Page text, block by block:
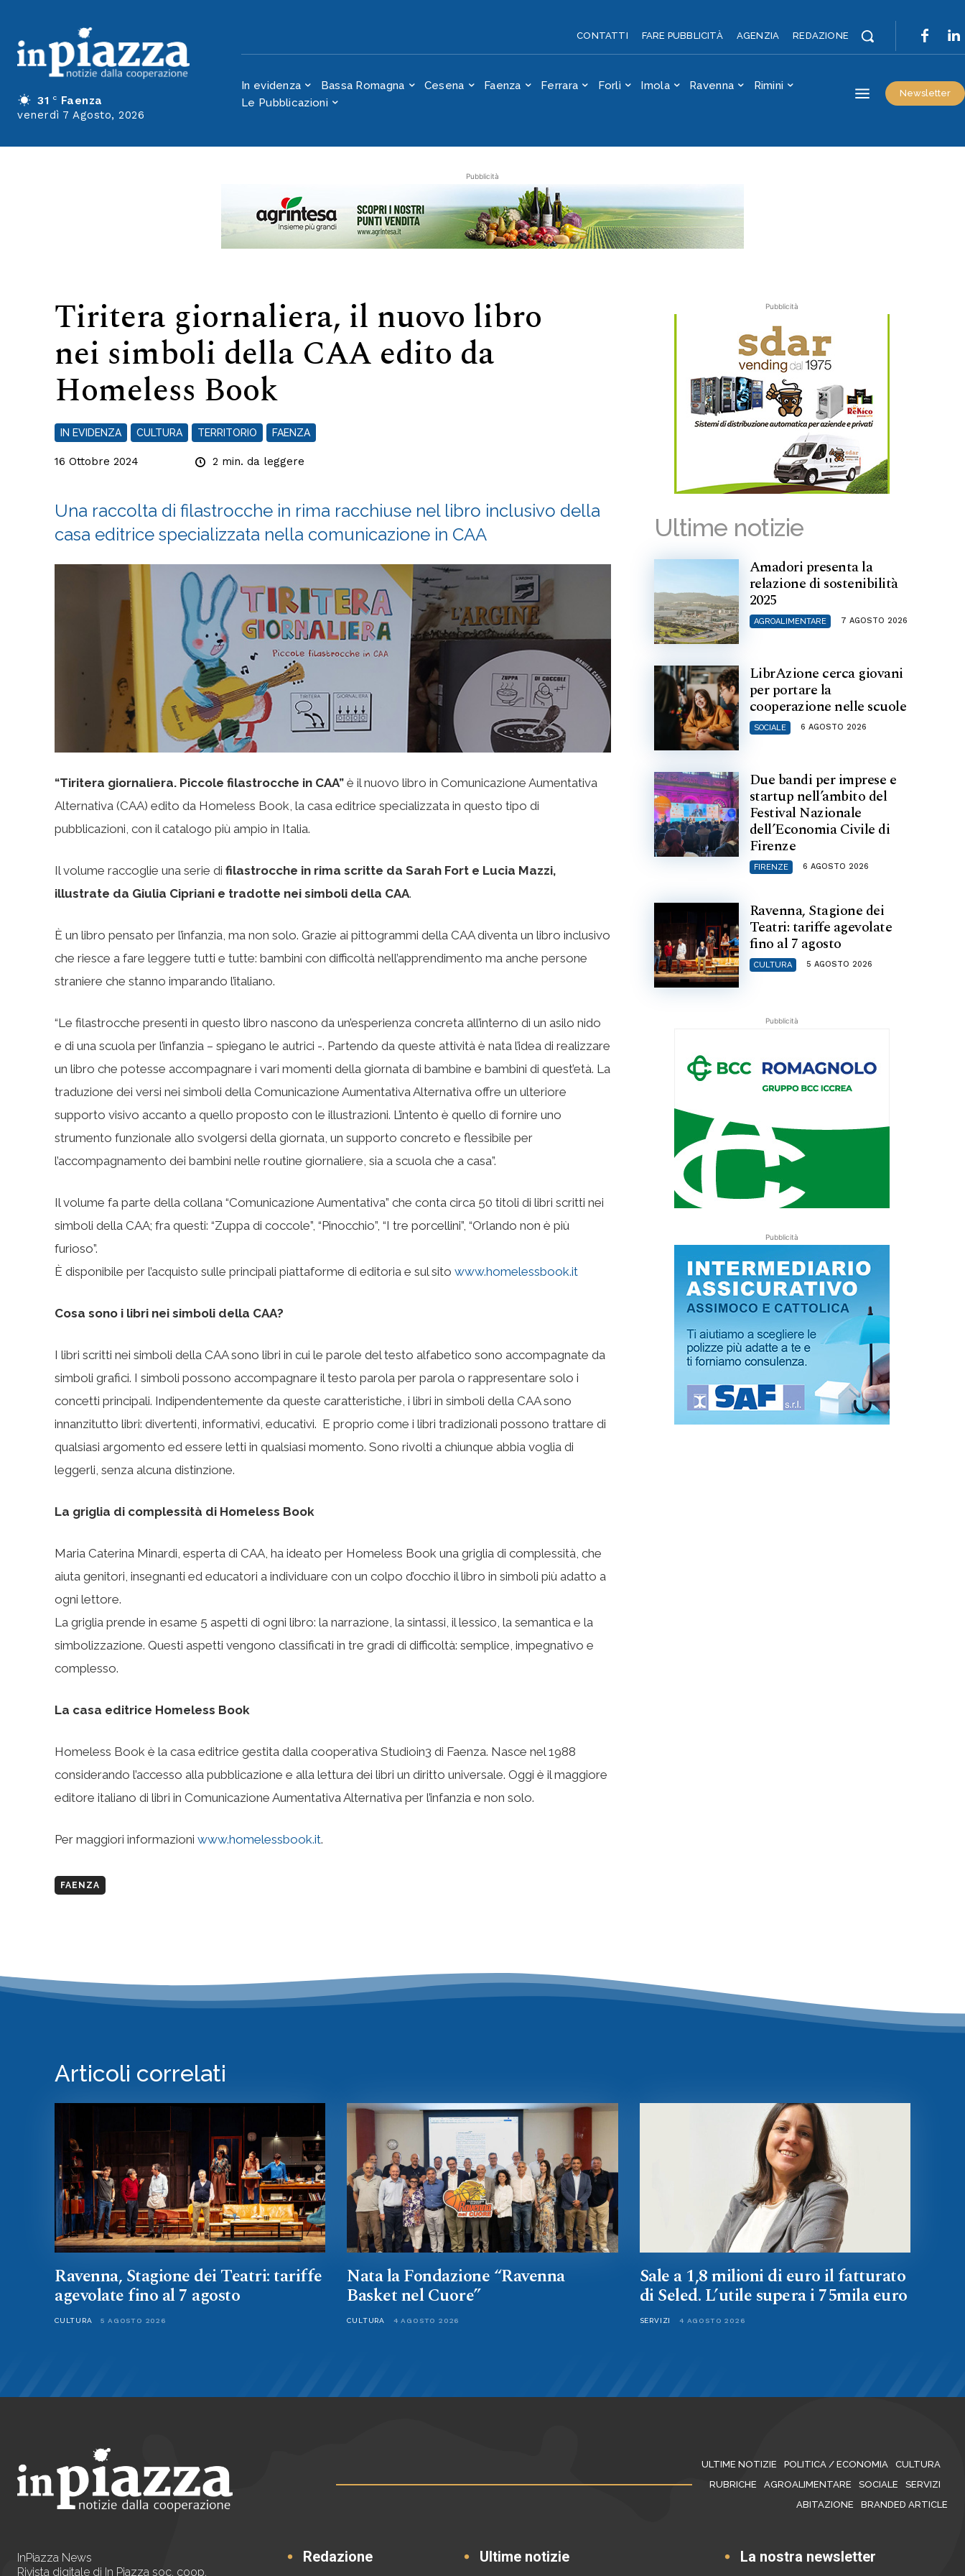
31 C
Faenza
venerdì 7 Agosto, 2026
CONTATTI FARE PUBBLICITÀ AGENZIA REDAZIONE
In evidenza Bassa Romagna Cesena Faenza Ferrara Forlì Imola Ravenna
Rimini
Le Pubblicazioni
Newsletter
da Homeless Book
Pubblicità
Tiritera giornaliera, il nuovo libro
nei simboli della CAA edito da
Homeless Book
IN EVIDENZA CULTURA TERRITORIO FAENZA
16 Ottobre 2024 2 min. da leggere
Una raccolta di filastrocche in rima racchiuse nel libro inclusivo della
casa editrice specializzata nella comunicazione in CAA
“Tiritera giornaliera. Piccole filastrocche in CAA” è il nuovo libro in Comunicazione Aumentativa
Alternativa (CAA) edito da Homeless Book, la casa editrice specializzata in questo tipo di
pubblicazioni, con il catalogo più ampio in Italia.
Il volume raccoglie una serie di filastrocche in rima scritte da Sarah Fort e Lucia Mazzi,
illustrate da Giulia Cipriani e tradotte nei simboli della CAA.
È un libro pensato per l’infanzia, ma non solo. Grazie ai pittogrammi della CAA diventa un libro inclusivo
che riesce a fare leggere tutti e tutte: bambini con difficoltà nell’apprendimento ma anche persone
straniere che stanno imparando l’italiano.
“Le filastrocche presenti in questo libro nascono da un’esperienza concreta all’interno di un asilo nido
e di una scuola per l’infanzia – spiegano le autrici -. Partendo da queste attività è nata l’idea di realizzare
un libro che potesse accompagnare i vari momenti della giornata di bambine e bambini di quest’età. La
traduzione dei versi nei simboli della Comunicazione Aumentativa Alternativa offre un ulteriore
supporto visivo accanto a quello proposto con le illustrazioni. L’intento è quello di fornire uno
strumento funzionale allo svolgersi della giornata, un supporto concreto e flessibile per
l’accompagnamento dei bambini nelle routine giornaliere, sia a scuola che a casa”.
Il volume fa parte della collana “Comunicazione Aumentativa” che conta circa 50 titoli di libri scritti nei
simboli della CAA; fra questi: “Zuppa di coccole”, “Pinocchio”, “I tre porcellini”, “Orlando non è più
furioso”.
È disponibile per l’acquisto sulle principali piattaforme di editoria e sul sito www.homelessbook.it
Cosa sono i libri nei simboli della CAA?
I libri scritti nei simboli della CAA sono libri in cui le parole del testo alfabetico sono accompagnate da
simboli grafici. I simboli possono accompagnare il testo parola per parola o rappresentare solo i
concetti principali. Indipendentemente da queste caratteristiche, i libri in simboli della CAA sono
innanzitutto libri: divertenti, informativi, educativi. E proprio come i libri tradizionali possono trattare di
qualsiasi argomento ed essere letti in qualsiasi momento. Sono rivolti a chiunque abbia voglia di
leggerli, senza alcuna distinzione.
La griglia di complessità di Homeless Book
Maria Caterina Minardi, esperta di CAA, ha ideato per Homeless Book una griglia di complessità, che
aiuta genitori, insegnanti ed educatori a individuare con un colpo d’occhio il libro in simboli più adatto a
ogni lettore.
La griglia prende in esame 5 aspetti di ogni libro: la narrazione, la sintassi, il lessico, la semantica e la
simbolizzazione. Questi aspetti vengono classificati in tre gradi di difficoltà: semplice, impegnativo e
complesso.
La casa editrice Homeless Book
Homeless Book è la casa editrice gestita dalla cooperativa Studioin3 di Faenza. Nasce nel 1988
considerando l’accesso alla pubblicazione e alla lettura dei libri un diritto universale. Oggi è il maggiore
editore italiano di libri in Comunicazione Aumentativa Alternativa per l’infanzia e non solo.
Per maggiori informazioni www.homelessbook.it.
FAENZA
Pubblicità
Ultime notizie
Amadori presenta la
relazione di sostenibilità
2025
AGROALIMENTARE 7 AGOSTO 2026
LibrAzione cerca giovani
per portare la
cooperazione nelle scuole
SOCIALE 6 AGOSTO 2026
Due bandi per imprese e
startup nell’ambito del
Festival Nazionale
dell’Economia Civile di
Firenze
FIRENZE 6 AGOSTO 2026
Ravenna, Stagione dei
Teatri: tariffe agevolate
fino al 7 agosto
CULTURA 5 AGOSTO 2026
Pubblicità
Pubblicità
Articoli correlati
Ravenna, Stagione dei Teatri: tariffe
agevolate fino al 7 agosto
CULTURA 5 AGOSTO 2026
Nata la Fondazione “Ravenna
Basket nel Cuore”
CULTURA 4 AGOSTO 2026
Sale a 1,8 milioni di euro il fatturato
di Seled. L’utile supera i 75mila euro
SERVIZI 4 AGOSTO 2026
ULTIME NOTIZIE POLITICA / ECONOMIA
CULTURA
RUBRICHE
AGROALIMENTARE SOCIALE
SERVIZI
ABITAZIONE
BRANDED ARTICLE
InPiazza News
Rivista digitale di In Piazza soc. coop.
Redazione Ultime notizie La nostra newsletter